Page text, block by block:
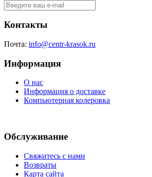
Контакты
Почта: info@centr-krasok.ru
Информация
О нас
Информация о доставке
Компьютерная колеровка
Обслуживание
Свяжитесь с нами
Возвраты
Карта сайта